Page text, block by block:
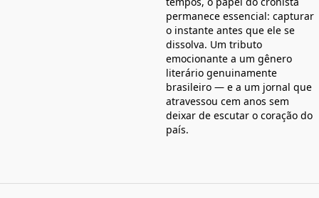
permanece essencial: capturar
o instante antes que ele se
dissolva. Um tributo
emocionante a um gênero
literário genuinamente
brasileiro — e a um jornal que
atravessou cem anos sem
deixar de escutar o coração do
país.